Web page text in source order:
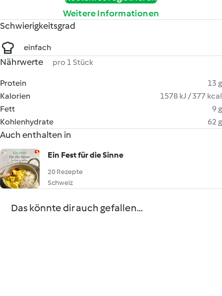
Weitere Informationen
Schwierigkeitsgrad
einfach
Nährwerte pro 1 Stück
Protein
13 g
Kalorien
1578 kJ / 377 kcal
Fett
9 g
Kohlenhydrate
62 g
Auch enthalten in
Ein Fest für die Sinne
20 Rezepte
Schweiz
Das könnte dir auch gefallen...